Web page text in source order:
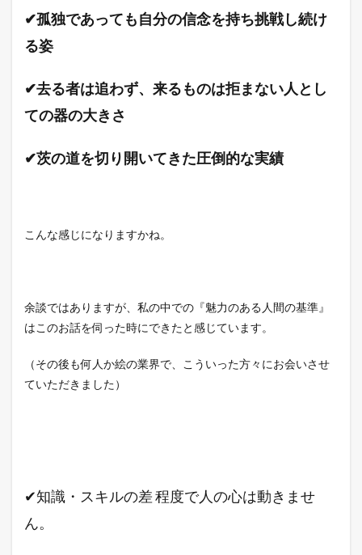
✔孤独であっても自分の信念を持ち挑戦し続け
る姿
✔去る者は追わず、来るものは拒まない人とし
ての器の大きさ
✔茨の道を切り開いてきた圧倒的な実績
こんな感じになりますかね。
余談ではありますが、私の中での『魅力のある人間の基準』
はこのお話を伺った時にできたと感じています。
（その後も何人か絵の業界で、こういった方々にお会いさせ
ていただきました）
✔知識・スキルの差 程度で人の心は動きませ
ん。